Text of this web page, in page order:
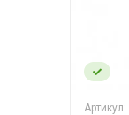
Артикул: